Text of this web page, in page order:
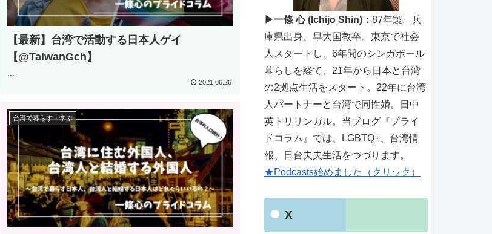
【最新】台湾で活動する日本人ゲイ
【@TaiwanGch】
...
2021.06.26
台湾で暮らす・学ぶ
▶一條 心 (Ichijo Shin)： 87年製。兵
庫県出身、早大国教卒。東京で社会
人スタートし、6年間のシンガポール
暮らしを経て、21年から日本と台湾
の2拠点生活をスタート。22年に台湾
人パートナーと台湾で同性婚。日中
英トリリンガル。当ブログ『プライ
ドコラム』では、LGBTQ+、台湾情
報、日台夫夫生活をつづります。
★Podcasts始めました（クリック）
X